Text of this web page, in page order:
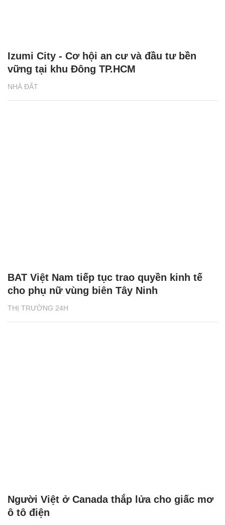
NHÀ ĐẤT
Izumi City - Cơ hội an cư và đầu tư bền
vững tại khu Đông TP.HCM
THỊ TRƯỜNG 24H
BAT Việt Nam tiếp tục trao quyền kinh tế
cho phụ nữ vùng biên Tây Ninh
Người Việt ở Canada thắp lửa cho giấc mơ
ô tô điện